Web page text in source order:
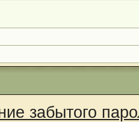
забытого